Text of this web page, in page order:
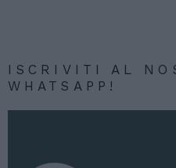
ISCRIVITI AL
WHATSAPP!